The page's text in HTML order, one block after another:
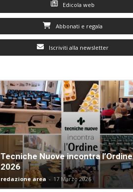
Edicola web
Abbonati e regala
Iscriviti alla newsletter
Tecniche Nuove incontra l’Ordine
2026
redazione area - 17 Marzo 2026